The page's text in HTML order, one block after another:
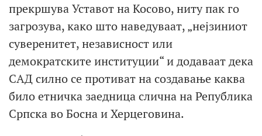
прекршува Уставот на Косово, ниту пак го
загрозува, како што наведуваат, „нејзиниот
суверенитет, независност или
демократските институции“ и додаваат дека
САД силно се противат на создавање каква
било етничка заедница слична на Република
Српска во Босна и Херцеговина.